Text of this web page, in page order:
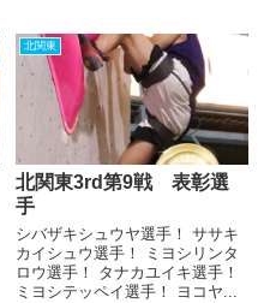
北関東
北関東3rd第9戦 表彰選
手
シバザキシュウヤ選手！ ササキ
カイシュウ選手！ ミヨシリンタ
ロウ選手！ タナカユイキ選手！
ミヨシテッペイ選手！ ヨコヤ...